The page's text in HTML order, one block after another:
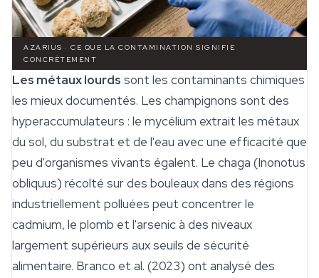
AZARIUS · CE QUE LA CONTAMINATION SIGNIFIE
CONCRÈTEMENT
Les métaux lourds sont les contaminants chimiques
les mieux documentés. Les champignons sont des
hyperaccumulateurs : le mycélium extrait les métaux
du sol, du substrat et de l'eau avec une efficacité que
peu d'organismes vivants égalent. Le chaga (Inonotus
obliquus) récolté sur des bouleaux dans des régions
industriellement polluées peut concentrer le
cadmium, le plomb et l'arsenic à des niveaux
largement supérieurs aux seuils de sécurité
alimentaire. Branco et al. (2023) ont analysé des